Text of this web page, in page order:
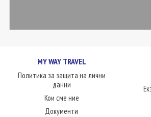
MY WAY TRAVEL
Политика за защита на лични
данни
Кои сме ние
Документи